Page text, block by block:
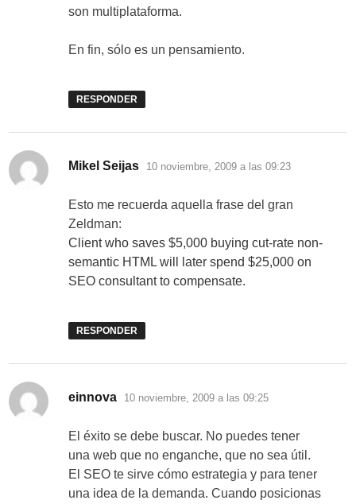
son multiplataforma.
En fin, sólo es un pensamiento.
RESPONDER
Mikel Seijas dice:
10 noviembre, 2009 a las 09:23
Esto me recuerda aquella frase del gran
Zeldman:
Client who saves $5,000 buying cut-rate non-
semantic HTML will later spend $25,000 on
SEO consultant to compensate.
RESPONDER
einnova dice:
10 noviembre, 2009 a las 09:25
El éxito se debe buscar. No puedes tener
una web que no enganche, que no sea útil.
El SEO te sirve cómo estrategia y para tener
una idea de la demanda. Cuando posicionas